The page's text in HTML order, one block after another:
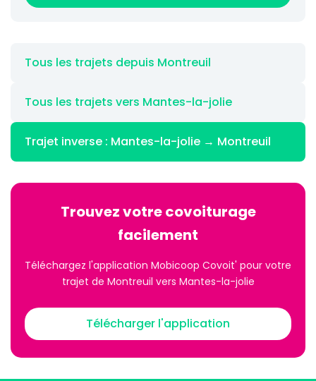
Tous les trajets depuis Montreuil
Tous les trajets vers Mantes-la-jolie
Trajet inverse : Mantes-la-jolie → Montreuil
Trouvez votre covoiturage
facilement
Téléchargez l'application Mobicoop Covoit' pour votre
trajet de Montreuil vers Mantes-la-jolie
Télécharger l'application